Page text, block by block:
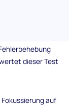
dieser Test
Fokussierung auf